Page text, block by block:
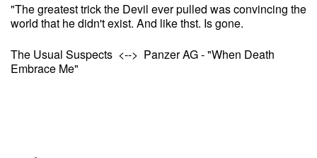
"The greatest trick the Devil ever pulled was convincing the
world that he didn't exist. And like thst. Is gone.
The Usual Suspects <--> Panzer AG - "When Death
Embrace Me"